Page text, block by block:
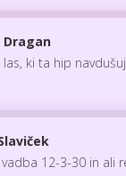
Dragan
las, ki ta hip
vadba 12-3-30 in ali